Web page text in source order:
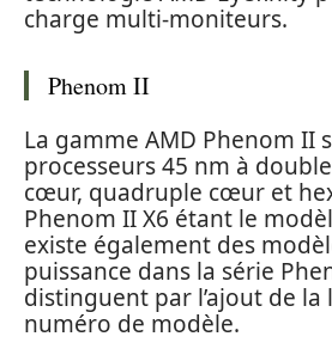
charge multi-moniteurs.
Phenom II
La gamme AMD Phenom II
processeurs 45 nm à
cœur, quadruple cœur et
Phenom II X6 étant le
existe également des
puissance dans la série
distinguent par l’ajout de la
numéro de modèle.